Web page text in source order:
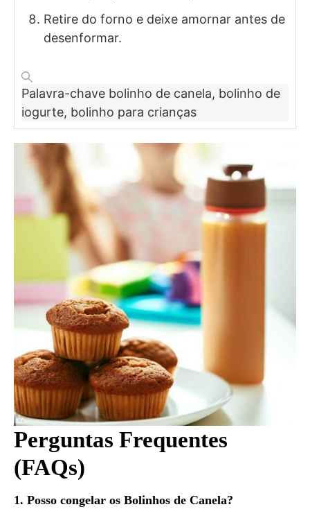
Retire do forno e deixe amornar antes de
desenformar.
Palavra-chave bolinho de canela, bolinho de
iogurte, bolinho para crianças
Perguntas Frequentes
(FAQs)
1. Posso congelar os Bolinhos de Canela?